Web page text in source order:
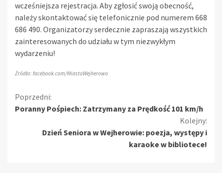
wcześniejsza rejestracja. Aby zgłosić swoją obecność,
należy skontaktować się telefonicznie pod numerem 668
686 490. Organizatorzy serdecznie zapraszają wszystkich
zainteresowanych do udziału w tym niezwykłym
wydarzeniu!
Źródło: facebook.com/MiastoWejherowo
Kontynuuj
czytanie
Poprzedni:
Poranny Pośpiech: Zatrzymany za Prędkość 101 km/h
Kolejny:
Dzień Seniora w Wejherowie: poezja, występy i
karaoke w bibliotece!